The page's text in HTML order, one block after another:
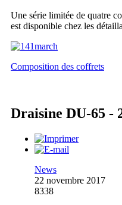
Une série limitée de quatre
est disponible chez les
Composition des coffrets
Draisine DU-65 -
News
22 novembre 2017
8338